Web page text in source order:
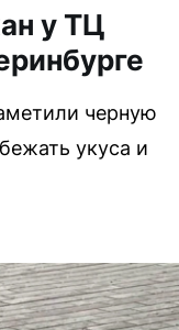
у ТЦ
черную
укуса и